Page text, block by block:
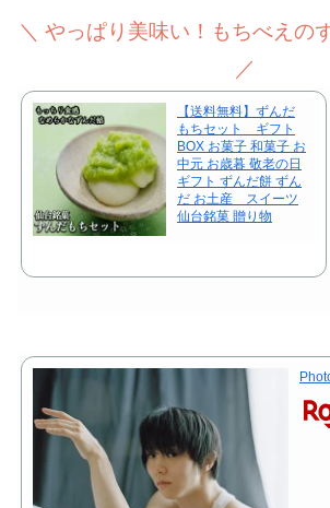
＼ やっぱり美味い！もちべえの
／
【送料無料】ずんだ
もちセット ギフト
BOX お菓子 和菓子 お
中元 お歳暮 敬老の日
ギフト ずんだ餅 ずん
だ お土産 スイーツ
仙台銘菓 贈り物